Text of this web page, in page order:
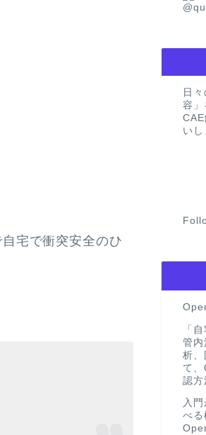
宅で衝突安全のひ
日
容」
い
「
管内
析、
て
認方
入
べる